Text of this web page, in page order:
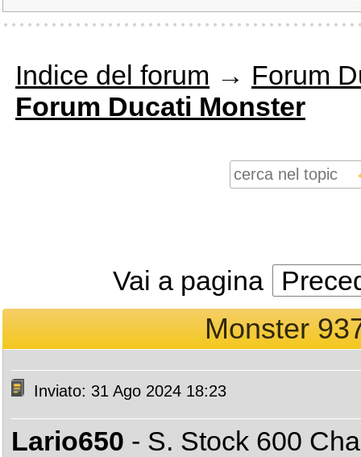
Indice del forum → Forum
Forum Ducati Monster
Vai a pagina
Monster
Inviato: 31 Ago 2024 18:23
Lario650 - S. Stock 600